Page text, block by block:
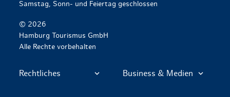
Samstag, Sonn- und Feiertag geschlossen
© 2026
Hamburg Tourismus GmbH
Alle Rechte vorbehalten
Rechtliches Business & Medien